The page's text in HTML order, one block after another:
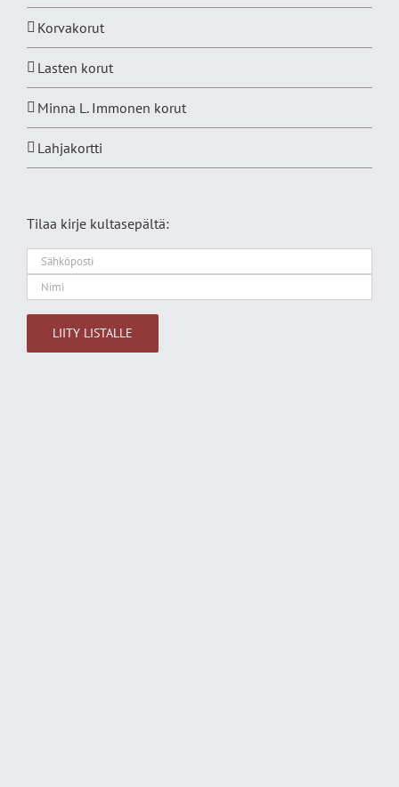
Korvakorut
Lasten korut
Minna L. Immonen korut
Lahjakortti
Tilaa kirje kultasepältä: